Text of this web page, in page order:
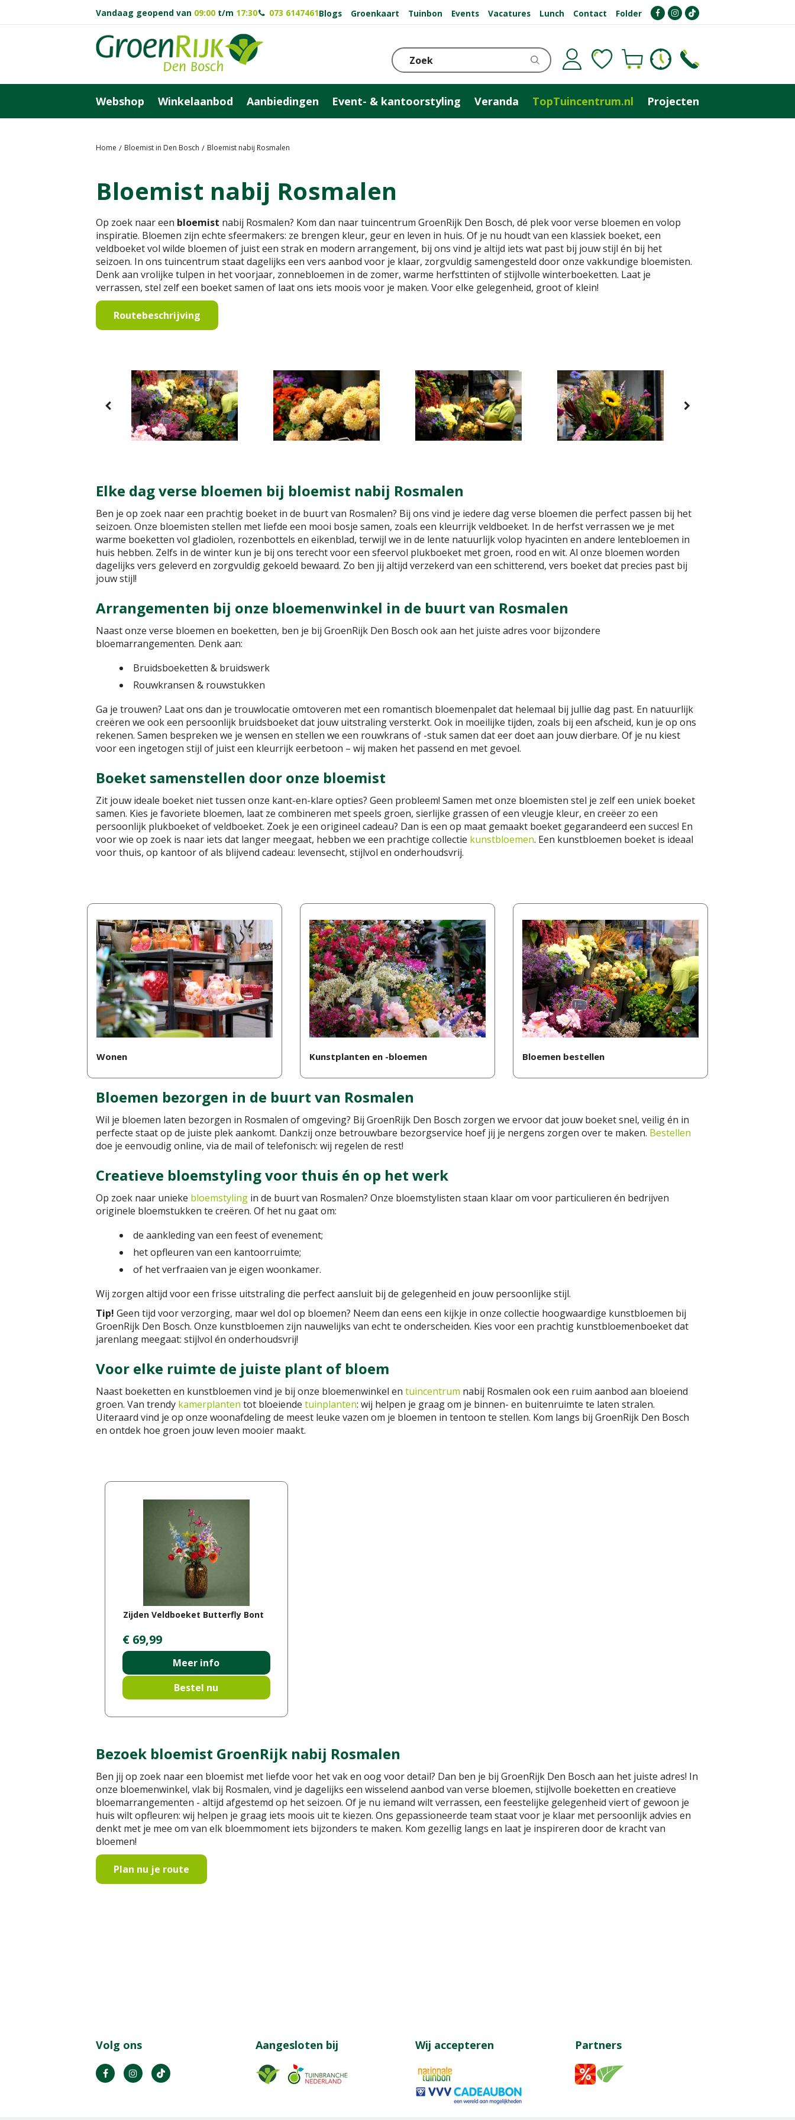
Home Bloemist in Den Bosch Bloemist nabij Rosmalen
Vandaag geopend van 09:00 t/m 17:30 073 6147461Blogs Groenkaart Tuinbon Events Vacatures Lunch Contact Folder
Webshop Winkelaanbod Aanbiedingen Event- & kantoorstyling Veranda TopTuincentrum.nl Projecten
Bloemist nabij Rosmalen
Op zoek naar een bloemist nabij Rosmalen? Kom dan naar tuincentrum GroenRijk Den Bosch, dé plek voor verse bloemen en volop
inspiratie. Bloemen zijn echte sfeermakers: ze brengen kleur, geur en leven in huis. Of je nu houdt van een klassiek boeket, een
veldboeket vol wilde bloemen of juist een strak en modern arrangement, bij ons vind je altijd iets wat past bij jouw stijl én bij het
seizoen. In ons tuincentrum staat dagelijks een vers aanbod voor je klaar, zorgvuldig samengesteld door onze vakkundige bloemisten.
Denk aan vrolijke tulpen in het voorjaar, zonnebloemen in de zomer, warme herfsttinten of stijlvolle winterboeketten. Laat je
verrassen, stel zelf een boeket samen of laat ons iets moois voor je maken. Voor elke gelegenheid, groot of klein!
Routebeschrijving
Elke dag verse bloemen bij bloemist nabij Rosmalen
Ben je op zoek naar een prachtig boeket in de buurt van Rosmalen? Bij ons vind je iedere dag verse bloemen die perfect passen bij het
seizoen. Onze bloemisten stellen met liefde een mooi bosje samen, zoals een kleurrijk veldboeket. In de herfst verrassen we je met
warme boeketten vol gladiolen, rozenbottels en eikenblad, terwijl we in de lente natuurlijk volop hyacinten en andere lentebloemen in
huis hebben. Zelfs in de winter kun je bij ons terecht voor een sfeervol plukboeket met groen, rood en wit. Al onze bloemen worden
dagelijks vers geleverd en zorgvuldig gekoeld bewaard. Zo ben jij altijd verzekerd van een schitterend, vers boeket dat precies past bij
jouw stijl!
Arrangementen bij onze bloemenwinkel in de buurt van Rosmalen
Naast onze verse bloemen en boeketten, ben je bij GroenRijk Den Bosch ook aan het juiste adres voor bijzondere
bloemarrangementen. Denk aan:
Bruidsboeketten & bruidswerk
Rouwkransen & rouwstukken
Ga je trouwen? Laat ons dan je trouwlocatie omtoveren met een romantisch bloemenpalet dat helemaal bij jullie dag past. En natuurlijk
creëren we ook een persoonlijk bruidsboeket dat jouw uitstraling versterkt. Ook in moeilijke tijden, zoals bij een afscheid, kun je op ons
rekenen. Samen bespreken we je wensen en stellen we een rouwkrans of -stuk samen dat eer doet aan jouw dierbare. Of je nu kiest
voor een ingetogen stijl of juist een kleurrijk eerbetoon – wij maken het passend en met gevoel.
Boeket samenstellen door onze bloemist
Zit jouw ideale boeket niet tussen onze kant-en-klare opties? Geen probleem! Samen met onze bloemisten stel je zelf een uniek boeket
samen. Kies je favoriete bloemen, laat ze combineren met speels groen, sierlijke grassen of een vleugje kleur, en creëer zo een
persoonlijk plukboeket of veldboeket. Zoek je een origineel cadeau? Dan is een op maat gemaakt boeket gegarandeerd een succes! En
voor wie op zoek is naar iets dat langer meegaat, hebben we een prachtige collectie kunstbloemen. Een kunstbloemen boeket is ideaal
voor thuis, op kantoor of als blijvend cadeau: levensecht, stijlvol en onderhoudsvrij.
Wonen Kunstplanten en -bloemen Bloemen bestellen
Bloemen bezorgen in de buurt van Rosmalen
Wil je bloemen laten bezorgen in Rosmalen of omgeving? Bij GroenRijk Den Bosch zorgen we ervoor dat jouw boeket snel, veilig én in
perfecte staat op de juiste plek aankomt. Dankzij onze betrouwbare bezorgservice hoef jij je nergens zorgen over te maken. Bestellen
doe je eenvoudig online, via de mail of telefonisch: wij regelen de rest!
Creatieve bloemstyling voor thuis én op het werk
Op zoek naar unieke bloemstyling in de buurt van Rosmalen? Onze bloemstylisten staan klaar om voor particulieren én bedrijven
originele bloemstukken te creëren. Of het nu gaat om:
de aankleding van een feest of evenement;
het opfleuren van een kantoorruimte;
of het verfraaien van je eigen woonkamer.
Wij zorgen altijd voor een frisse uitstraling die perfect aansluit bij de gelegenheid en jouw persoonlijke stijl.
Tip! Geen tijd voor verzorging, maar wel dol op bloemen? Neem dan eens een kijkje in onze collectie hoogwaardige kunstbloemen bij
GroenRijk Den Bosch. Onze kunstbloemen zijn nauwelijks van echt te onderscheiden. Kies voor een prachtig kunstbloemenboeket dat
jarenlang meegaat: stijlvol én onderhoudsvrij!
Voor elke ruimte de juiste plant of bloem
Naast boeketten en kunstbloemen vind je bij onze bloemenwinkel en tuincentrum nabij Rosmalen ook een ruim aanbod aan bloeiend
groen. Van trendy kamerplanten tot bloeiende tuinplanten: wij helpen je graag om je binnen- en buitenruimte te laten stralen.
Uiteraard vind je op onze woonafdeling de meest leuke vazen om je bloemen in tentoon te stellen. Kom langs bij GroenRijk Den Bosch
en ontdek hoe groen jouw leven mooier maakt.
Zijden Veldboeket Butterfly Bont
€ 69,99
Meer info
Bestel nu
Bezoek bloemist GroenRijk nabij Rosmalen
Ben jij op zoek naar een bloemist met liefde voor het vak en oog voor detail? Dan ben je bij GroenRijk Den Bosch aan het juiste adres! In
onze bloemenwinkel, vlak bij Rosmalen, vind je dagelijks een wisselend aanbod van verse bloemen, stijlvolle boeketten en creatieve
bloemarrangementen - altijd afgestemd op het seizoen. Of je nu iemand wilt verrassen, een feestelijke gelegenheid viert of gewoon je
huis wilt opfleuren: wij helpen je graag iets moois uit te kiezen. Ons gepassioneerde team staat voor je klaar met persoonlijk advies en
denkt met je mee om van elk bloemmoment iets bijzonders te maken. Kom gezellig langs en laat je inspireren door de kracht van
bloemen!
Plan nu je route
Volg ons Aangesloten bij Wij accepteren Partners